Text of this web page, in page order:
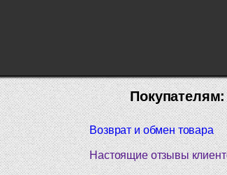
Покупателям:
Возврат и обмен товара
Настоящие отзывы